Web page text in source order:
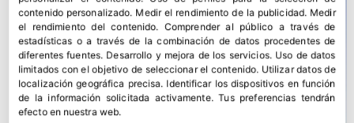
contenido personalizado. Medir el rendimiento de la publicidad. Medir
el rendimiento del contenido.Comprender al público a través de
estadísticas o a través de la combinación de datos procedentes de
diferentes fuentes. Desarrollo y mejora de los servicios. Uso de datos
limitados con el objetivo de seleccionar el contenido. Utilizar datos de
localización geográfica precisa. Identificar los dispositivos en función
de la información solicitada activamente.Tus preferencias tendrán
efecto en nuestra web.